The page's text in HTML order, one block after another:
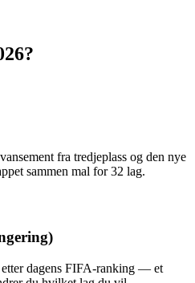
fra tredjeplass og den nye
sammen mal for 32 lag.
dagens FIFA-ranking — et